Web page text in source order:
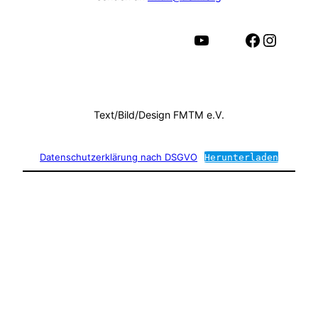
Facebook Instagram
YouTube
Text/Bild/Design FMTM e.V.
Datenschutzerklärung nach DSGVO Herunterladen